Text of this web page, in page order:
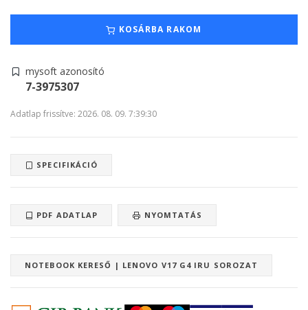
KOSÁRBA RAKOM
mysoft azonosító
7-3975307
Adatlap frissítve: 2026. 08. 09. 7:39:30
SPECIFIKÁCIÓ
PDF ADATLAP NYOMTATÁS
NOTEBOOK KERESŐ | LENOVO V17 G4 IRU SOROZAT